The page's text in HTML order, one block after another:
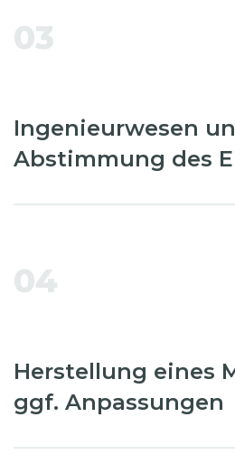
03
Ingenieurwesen
Abstimmung des
04
Herstellung eines
ggf. Anpassungen